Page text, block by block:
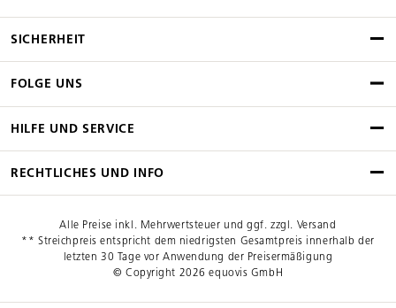
SICHERHEIT
FOLGE UNS
HILFE UND SERVICE
RECHTLICHES UND INFO
Alle Preise inkl. Mehrwertsteuer und ggf. zzgl. Versand
** Streichpreis entspricht dem niedrigsten Gesamtpreis innerhalb der
letzten 30 Tage vor Anwendung der Preisermäßigung
© Copyright 2026 equovis GmbH